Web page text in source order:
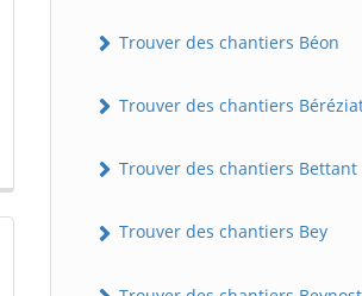
Trouver des chantiers Béon
Trouver des chantiers
Trouver des chantiers Bettant
Trouver des chantiers Bey